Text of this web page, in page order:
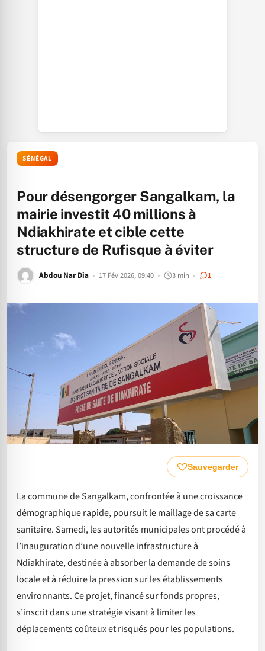
SÉNÉGAL
Pour désengorger Sangalkam, la
mairie investit 40 millions à
Ndiakhirate et cible cette
structure de Rufisque à éviter
Abdou Nar Dia 17 Fév 2026, 09:40 3 min 1
Sauvegarder
La commune de Sangalkam, confrontée à une croissance
démographique rapide, poursuit le maillage de sa carte
sanitaire. Samedi, les autorités municipales ont procédé à
l’inauguration d’une nouvelle infrastructure à
Ndiakhirate, destinée à absorber la demande de soins
locale et à réduire la pression sur les établissements
environnants. Ce projet, financé sur fonds propres,
s’inscrit dans une stratégie visant à limiter les
déplacements coûteux et risqués pour les populations.